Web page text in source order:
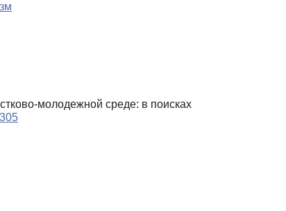
молодежной среде: в поисках